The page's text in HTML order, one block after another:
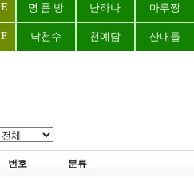
E 명 품 방 난하나 마루짱
F 낙천수 천예담 산내들
번호 분류